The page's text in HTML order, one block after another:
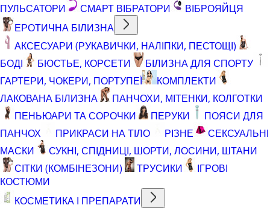
ПУЛЬСАТОРИ
СМАРТ ВІБРАТОРИ
ВІБРОЯЙЦЯ
ЕРОТИЧНА БІЛИЗНА
АКСЕСУАРИ (РУКАВИЧКИ, НАЛІПКИ, ПЕСТОЩІ)
БОДІ
БЮСТЬЕ, КОРСЕТИ
БІЛИЗНА ДЛЯ СПОРТУ
ГАРТЕРИ, ЧОКЕРИ, ПОРТУПЕЇ
КОМПЛЕКТИ
ЛАКОВАНА БІЛИЗНА
ПАНЧОХИ, МІТЕНКИ, КОЛГОТКИ
ПЕНЬЮАРИ ТА СОРОЧКИ
ПЕРУКИ
ПОЯСИ ДЛЯ
ПАНЧОХ
ПРИКРАСИ НА ТІЛО РІЗНЕ
СЕКСУАЛЬНІ
МАСКИ
СУКНІ, СПІДНИЦІ, ШОРТИ, ЛОСИНИ, ШТАНИ
СІТКИ (КОМБІНЕЗОНИ)
ТРУСИКИ
ІГРОВІ
КОСТЮМИ
КОСМЕТИКА І ПРЕПАРАТИ